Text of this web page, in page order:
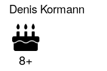
Denis Kormann
8+